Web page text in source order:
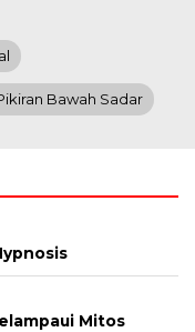
Bawah Sadar
Mitos